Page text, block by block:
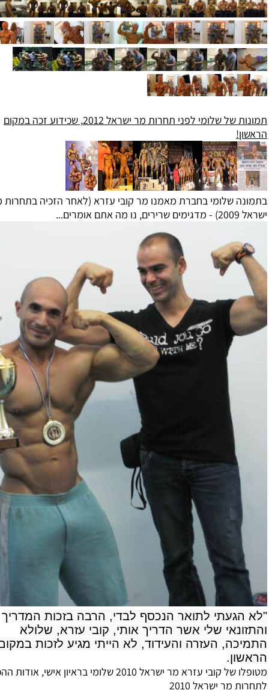
תמונות של שלומי לפני תחרות מר ישראל 2012, שכידוע זכה במקום
שלומי בחברת מאמנו מר קובי עזרא (לאחר הזכיה בתחרות מר
אומרים...
לתואר הנכסף לבדי, הרבה בזכות המדריך
שלי אשר הדריך אותי, קובי עזרא, שלולא
העזרה והעידוד, לא הייתי מגיע לזכות במקום
מטופלו של קובי עזרא מר ישראל 2010 שלומי בראיון אישי, אודות ההכנה
מר ישראל 2010